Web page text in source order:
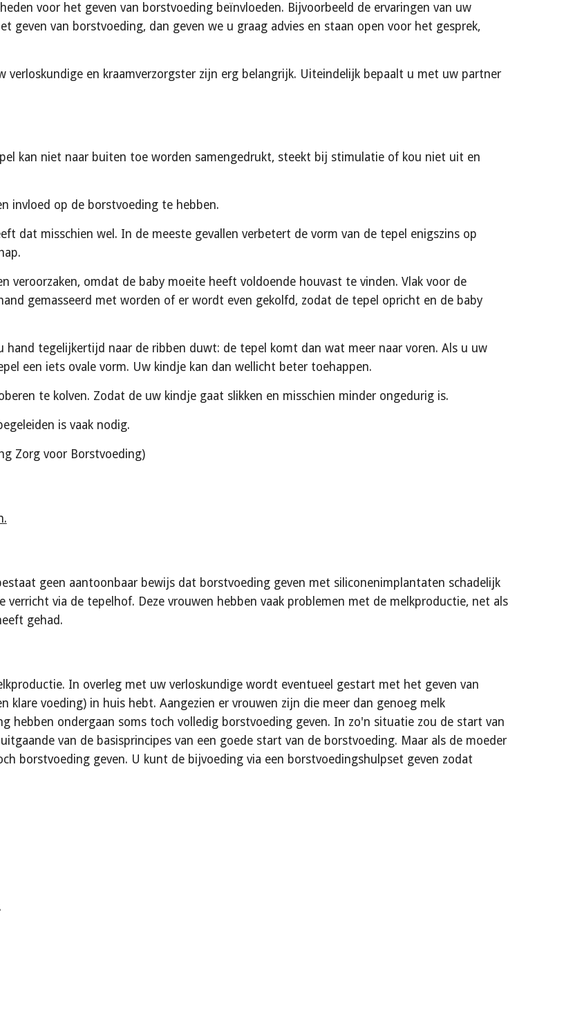
voor het geven van borstvoeding beïnvloeden. Bijvoorbeeld de ervaringen van uw
geven van borstvoeding, dan geven we u graag advies en staan open voor het gesprek,
verloskundige en kraamverzorgster zijn erg belangrijk. Uiteindelijk bepaalt u met uw partner
kan niet naar buiten toe worden samengedrukt, steekt bij stimulatie of kou niet uit en
invloed op de borstvoeding te hebben.
dat misschien wel. In de meeste gevallen verbetert de vorm van de tepel enigszins op
veroorzaken, omdat de baby moeite heeft voldoende houvast te vinden. Vlak voor de
gemasseerd met worden of er wordt even gekolfd, zodat de tepel opricht en de baby
tegelijkertijd naar de ribben duwt: de tepel komt dan wat meer naar voren. Als u uw
een iets ovale vorm. Uw kindje kan dan wellicht beter toehappen.
te kolven. Zodat de uw kindje gaat slikken en misschien minder ongedurig is.
is vaak nodig.
Zorg voor Borstvoeding)
geen aantoonbaar bewijs dat borstvoeding geven met siliconenimplantaten schadelijk
via de tepelhof. Deze vrouwen hebben vaak problemen met de melkproductie, net als
gehad.
In overleg met uw verloskundige wordt eventueel gestart met het geven van
klare voeding) in huis hebt. Aangezien er vrouwen zijn die meer dan genoeg melk
hebben ondergaan soms toch volledig borstvoeding geven. In zo'n situatie zou de start van
van de basisprincipes van een goede start van de borstvoeding. Maar als de moeder
borstvoeding geven. U kunt de bijvoeding via een borstvoedingshulpset geven zodat